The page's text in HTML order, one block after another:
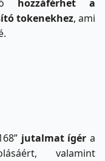
hozzáférhet a
tokenekhez, ami
jutalmat ígér a
valamint